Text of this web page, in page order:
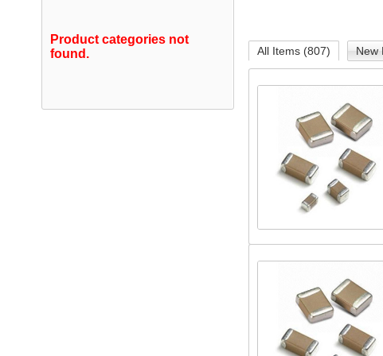
Product categories not
found.
All Items (807) New